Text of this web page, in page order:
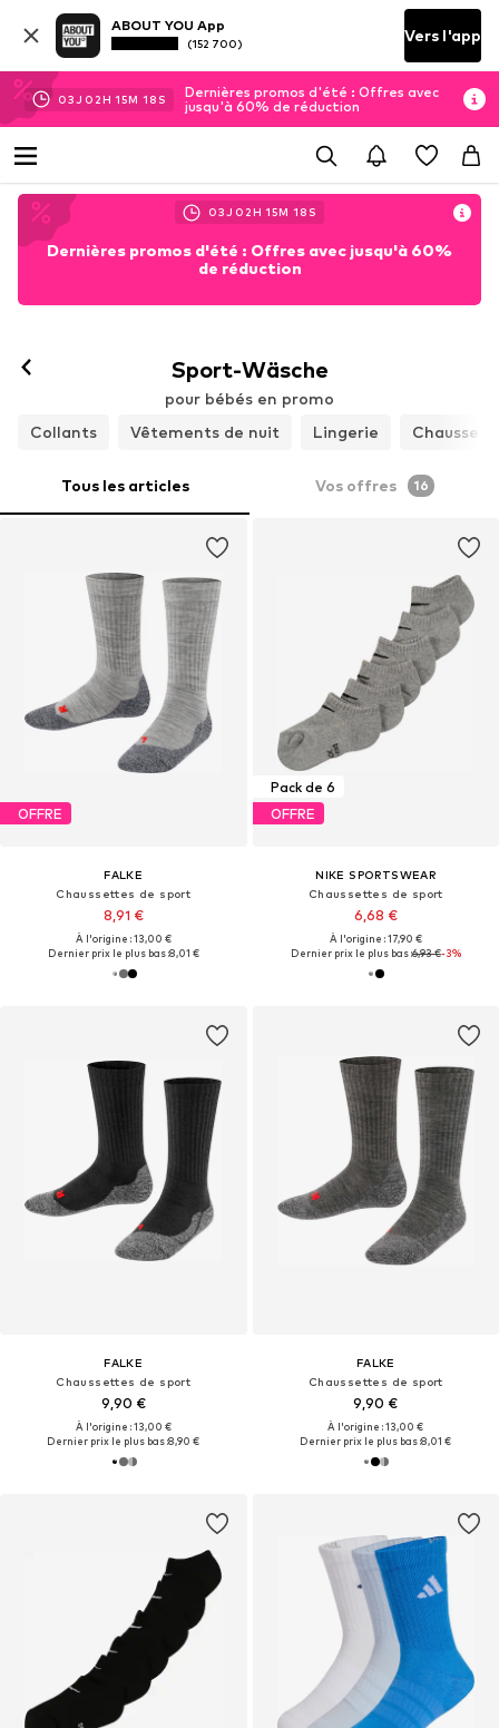
ABOUT YOU App
(152 700) Vers l'app
03J 02H 15M 16 S
Dernières promos d'été : Offres avec
jusqu'à 60% de réduction
03J 02H 15M 16 S
Dernières promos d'été : Offres avec jusqu'à 60%
de réduction
Sport-Wäsche
pour bébés en promo
Collants
Vêtements de nuit Lingerie
Tous les articles Vos offres 16
OFFRE
FALKE
Chaussettes de sport
8,91 €
À l'origine : 13,00 €
Dernier prix le plus bas :8,01 €
Pack de 6
OFFRE
NIKE SPORTSWEAR
Chaussettes de sport
6,68 €
À l'origine : 17,90 €
Dernier prix le plus bas :6,93 €-3%
FALKE
Chaussettes de sport
9,90 €
À l'origine : 13,00 €
Dernier prix le plus bas :8,90 €
FALKE
Chaussettes de sport
9,90 €
À l'origine : 13,00 €
Dernier prix le plus bas :8,01 €